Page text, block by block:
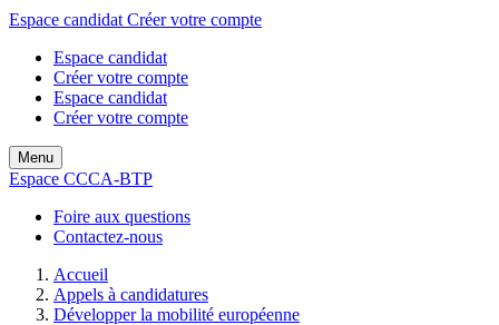
Espace candidat Créer votre compte
Espace candidat
Créer votre compte
Espace candidat
Créer votre compte
Menu
Espace CCCA-BTP
Foire aux questions
Contactez-nous
Accueil
Appels à candidatures
Développer la mobilité européenne